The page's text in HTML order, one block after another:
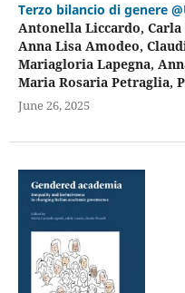
Terzo bilancio di genere
Antonella Liccardo, Carla
Anna Lisa Amodeo,
Mariagloria Lapegna,
Maria Rosaria Petraglia,
June 26, 2025